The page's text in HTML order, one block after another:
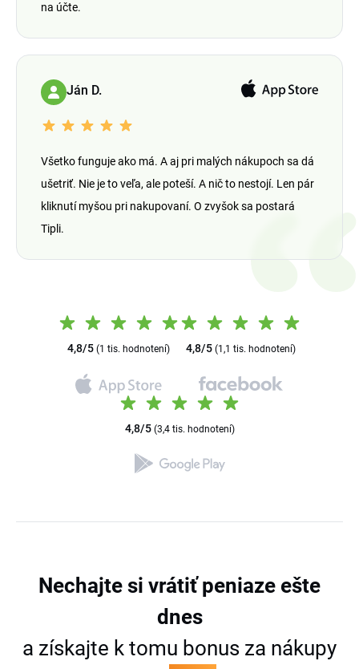
na účte.
Ján D.
Všetko funguje ako má. A aj pri malých nákupoch sa dá
ušetriť. Nie je to veľa, ale poteší. A nič to nestojí. Len pár
kliknutí myšou pri nakupovaní. O zvyšok sa postará
Tipli.
4,8/5 (1 tis. hodnotení) 4,8/5(1,1 tis. hodnotení)
4,8/5(3,4 tis. hodnotení)
Nechajte si vrátiť peniaze ešte
dnes
a získajte k tomu bonus za nákupy